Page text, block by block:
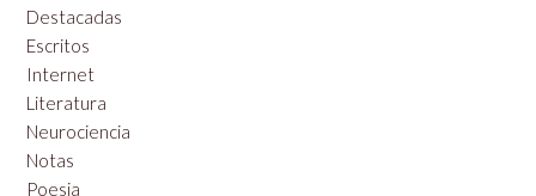
Destacadas
Escritos
Internet
Literatura
Neurociencia
Notas
Poesia